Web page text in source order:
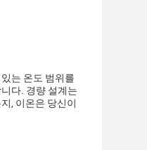
는 온도 범위를
다. 경량 설계는
, 이온은 당신이